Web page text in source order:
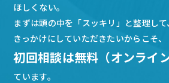
ほしくない。
まずは頭の中を「スッキリ」と整理し
きっかけにしていただきたいからこそ、
初回相談は無料（オンライ
ています。